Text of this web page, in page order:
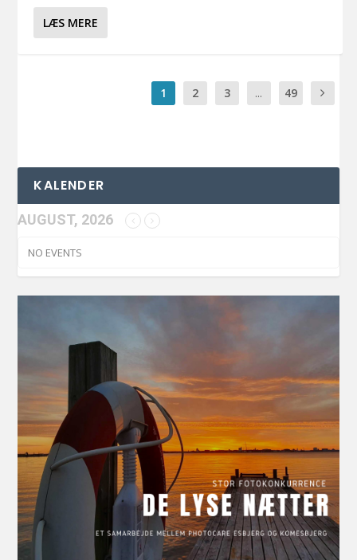
LÆS MERE
1 2 3 ... 49
KALENDER
AUGUST, 2026
NO EVENTS